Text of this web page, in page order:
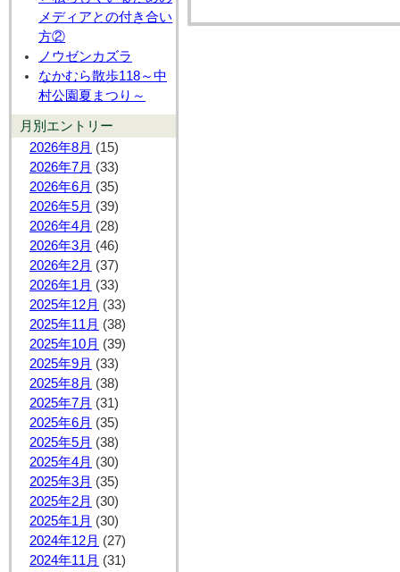
メディアとの付き合い
方②
ノウゼンカズラ
なかむら散歩118～中
村公園夏まつり～
月別エントリー
2026年8月 (15)
2026年7月 (33)
2026年6月 (35)
2026年5月 (39)
2026年4月 (28)
2026年3月 (46)
2026年2月 (37)
2026年1月 (33)
2025年12月 (33)
2025年11月 (38)
2025年10月 (39)
2025年9月 (33)
2025年8月 (38)
2025年7月 (31)
2025年6月 (35)
2025年5月 (38)
2025年4月 (30)
2025年3月 (35)
2025年2月 (30)
2025年1月 (30)
2024年12月 (27)
2024年11月 (31)